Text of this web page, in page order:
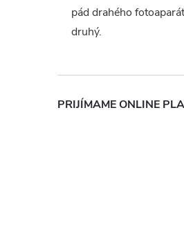
pád drahého
druhý.
PRIJÍMAME ONLINE